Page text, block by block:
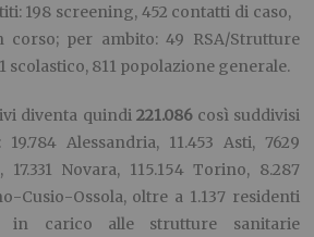
198 screening, 452 contatti di caso,
per ambito: 49 RSA/Strutture
scolastico, 811 popolazione generale.
diventa quindi 221.086così suddivisi
Alessandria, 11.453 Asti, 7629
17.331 Novara, 115.154 Torino, 8.287
Cusio-Ossola, oltre a 1.137 residenti
in carico alle strutture sanitarie